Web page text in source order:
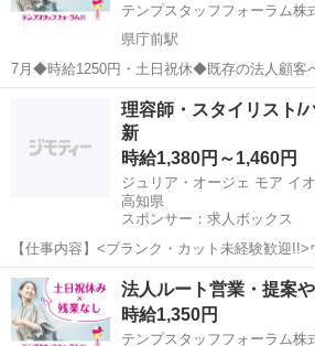
テンプスタッフフォーラム
県庁前駅
7月◆時給1250円・土日祝休◆既存の法人顧客
●新規獲得などの営業活動ではなく、既存フォロー訪問がメイン！
●外勤業務と内勤業務でおよそ半々の仕事比率になり
遣スタッフが活...
高知市 県庁前駅 営業
理容師・スタイリスト/
新
時給1,380円～1,460円
ジュリア・オージェ モア イ
高知県
スポンサー：求人ボックス
【仕事内容】<ブランク・カット未経験歓迎
キに変身させるお仕事です <募集職種> 理容
ンウィッグの接客・販売 ファッションウィッ
ルの ご提案だけでなく、 時...
アルバイト・パート
法人ルート営業・提案
時給1,350円
テンプスタッフフォーラム